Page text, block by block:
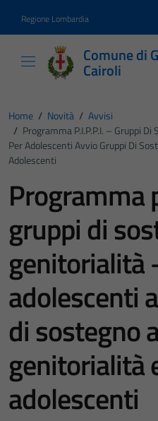
Regione Lombardia
Comune di
Cairoli
Home / Novità / Avvisi
/ Programma P.i.p.p.i. – Gruppi
Per Adolescenti Avvio Gruppi Di
Adolescenti
Programma
gruppi di
genitorialità
adolescenti
di sostegno
genitorialità
adolescenti